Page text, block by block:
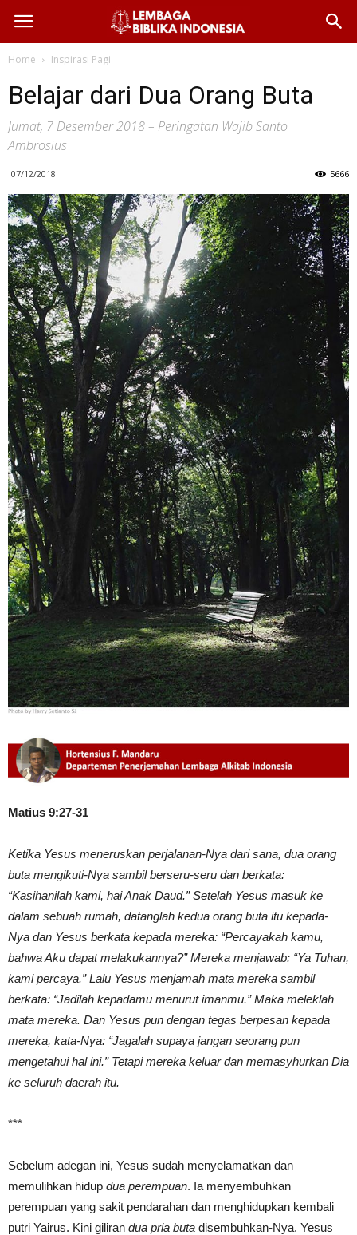
Home Inspirasi Pagi
Belajar dari Dua Orang Buta
Jumat, 7 Desember 2018 – Peringatan Wajib Santo
Ambrosius
07/12/2018 5666
Matius 9:27-31
Ketika Yesus meneruskan perjalanan-Nya dari sana, dua orang
buta mengikuti-Nya sambil berseru-seru dan berkata:
“Kasihanilah kami, hai Anak Daud.” Setelah Yesus masuk ke
dalam sebuah rumah, datanglah kedua orang buta itu kepada-
Nya dan Yesus berkata kepada mereka: “Percayakah kamu,
bahwa Aku dapat melakukannya?” Mereka menjawab: “Ya Tuhan,
kami percaya.” Lalu Yesus menjamah mata mereka sambil
berkata: “Jadilah kepadamu menurut imanmu.” Maka meleklah
mata mereka. Dan Yesus pun dengan tegas berpesan kepada
mereka, kata-Nya: “Jagalah supaya jangan seorang pun
mengetahui hal ini.” Tetapi mereka keluar dan memasyhurkan Dia
ke seluruh daerah itu.
***
Sebelum adegan ini, Yesus sudah menyelamatkan dan
memulihkan hidup dua perempuan. Ia menyembuhkan
perempuan yang sakit pendarahan dan menghidupkan kembali
putri Yairus. Kini giliran dua pria buta disembuhkan-Nya. Yesus